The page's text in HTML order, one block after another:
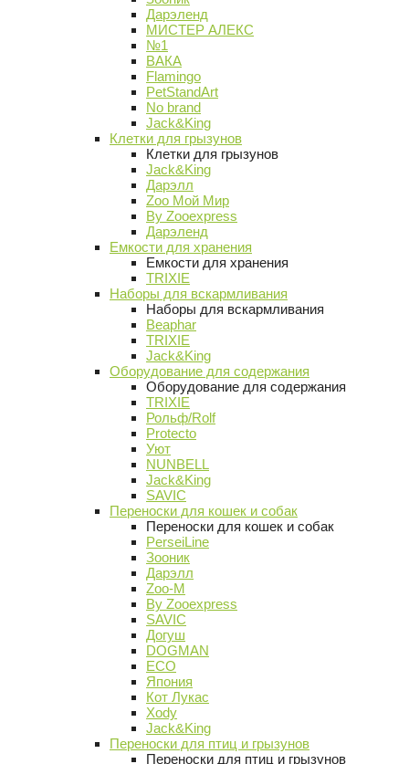
Дарэленд
МИСТЕР АЛЕКС
№1
ВАКА
Flamingo
PetStandArt
No brand
Jack&King
Клетки для грызунов
Клетки для грызунов
Jack&King
Дарэлл
Zoo Мой Мир
By Zooexpress
Дарэленд
Емкости для хранения
Емкости для хранения
TRIXIE
Наборы для вскармливания
Наборы для вскармливания
Beaphar
TRIXIE
Jack&King
Оборудование для содержания
Оборудование для содержания
TRIXIE
Рольф/Rolf
Protecto
Уют
NUNBELL
Jack&King
SAVIC
Переноски для кошек и собак
Переноски для кошек и собак
PerseiLine
Зооник
Дарэлл
Zoo-M
By Zooexpress
SAVIC
Догуш
DOGMAN
ECO
Япония
Кот Лукас
Xody
Jack&King
Переноски для птиц и грызунов
Переноски для птиц и грызунов